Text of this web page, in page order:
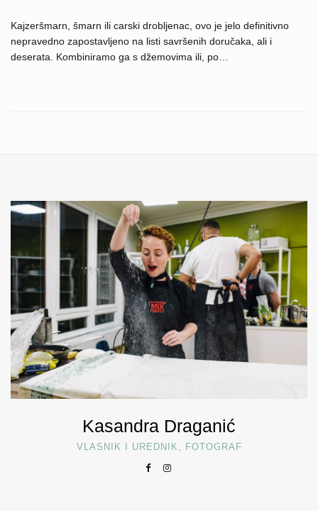
Kajzeršmarn, šmarn ili carski drobljenac, ovo je jelo definitivno
nepravedno zapostavljeno na listi savršenih doručaka, ali i
deserata. Kombiniramo ga s džemovima ili, po…
Kasandra Draganić
VLASNIK I UREDNIK, FOTOGRAF